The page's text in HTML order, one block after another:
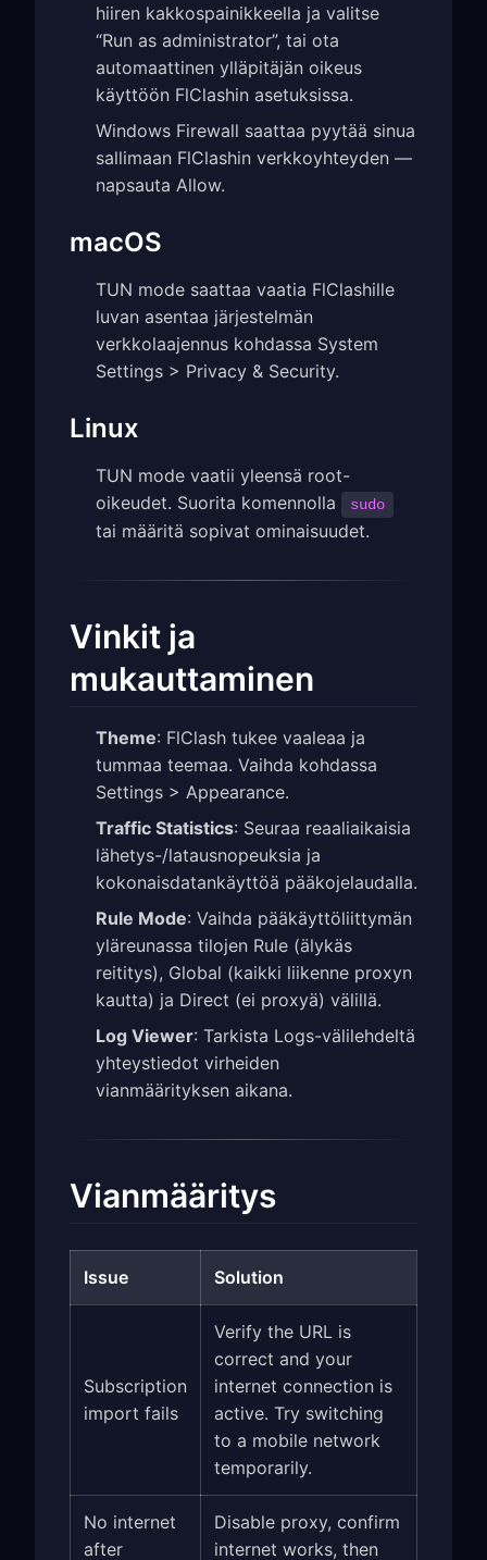
hiiren kakkospainikkeella ja valitse
“Run as administrator”, tai ota
automaattinen ylläpitäjän oikeus
käyttöön FlClashin asetuksissa.
Windows Firewall saattaa pyytää sinua
sallimaan FlClashin verkkoyhteyden —
napsauta Allow.
macOS
TUN mode saattaa vaatia FlClashille
luvan asentaa järjestelmän
verkkolaajennus kohdassa System
Settings > Privacy & Security.
Linux
TUN mode vaatii yleensä root-
oikeudet. Suorita komennolla
sudo
tai määritä sopivat ominaisuudet.
Vinkit ja
mukauttaminen
Theme: FlClash tukee vaaleaa ja
tummaa teemaa. Vaihda kohdassa
Settings > Appearance.
Traffic Statistics: Seuraa reaaliaikaisia
lähetys-/latausnopeuksia ja
kokonaisdatankäyttöä pääkojelaudalla.
Rule Mode: Vaihda pääkäyttöliittymän
yläreunassa tilojen Rule (älykäs
reititys), Global (kaikki liikenne proxyn
kautta) ja Direct (ei proxyä) välillä.
Log Viewer: Tarkista Logs-välilehdeltä
yhteystiedot virheiden
vianmäärityksen aikana.
Vianmääritys
Issue Solution
Subscription
import fails
Verify the URL is
correct and your
internet connection is
active. Try switching
to a mobile network
temporarily.
No internet
after
Disable proxy, confirm
internet works, then